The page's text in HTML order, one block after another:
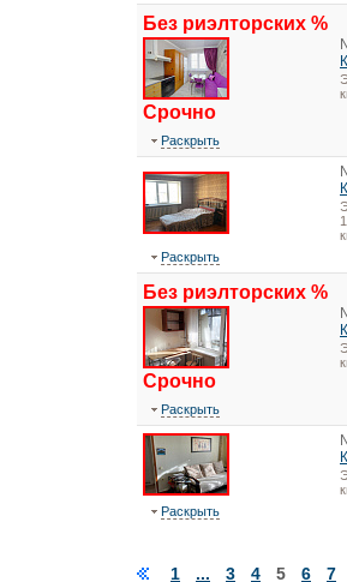
Без риэлторских %
Срочно
Раскрыть
Раскрыть
Без риэлторских %
Срочно
Раскрыть
Раскрыть
1 ... 3 4 5 6 7